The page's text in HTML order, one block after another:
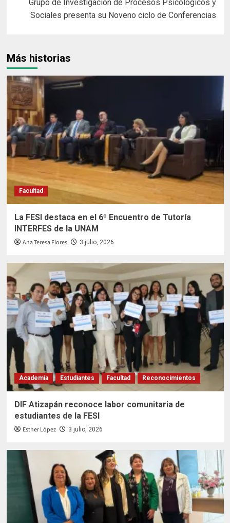
Grupo de Investigación de Procesos Psicológicos y
Sociales presenta su Noveno ciclo de Conferencias
Más historias
Facultad
La FESI destaca en el 6º Encuentro de Tutoría
INTERFES de la UNAM
Ana Teresa Flores 3 julio, 2026
Academia Estudiantes Facultad Reconocimientos
DIF Atizapán reconoce labor comunitaria de
estudiantes de la FESI
Esther López 3 julio, 2026